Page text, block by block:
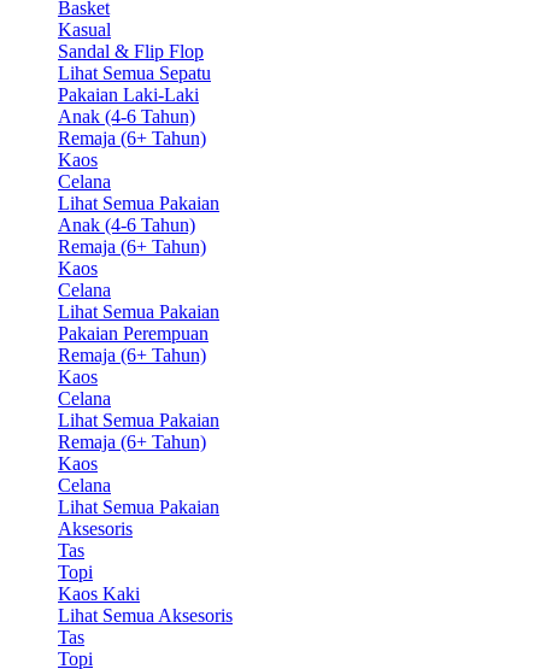
Basket
Kasual
Sandal & Flip Flop
Lihat Semua Sepatu
Pakaian Laki-Laki
Anak (4-6 Tahun)
Remaja (6+ Tahun)
Kaos
Celana
Lihat Semua Pakaian
Anak (4-6 Tahun)
Remaja (6+ Tahun)
Kaos
Celana
Lihat Semua Pakaian
Pakaian Perempuan
Remaja (6+ Tahun)
Kaos
Celana
Lihat Semua Pakaian
Remaja (6+ Tahun)
Kaos
Celana
Lihat Semua Pakaian
Aksesoris
Tas
Topi
Kaos Kaki
Lihat Semua Aksesoris
Tas
Topi